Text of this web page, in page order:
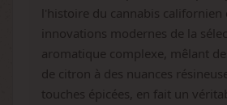
l'histoire du cannabis californien
innovations modernes de la
aromatique complexe, mêlant
de citron à des nuances
touches épicées, en fait un